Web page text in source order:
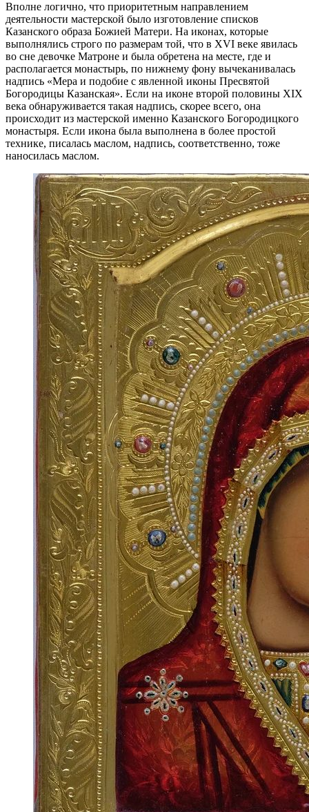
Вполне логично, что приоритетным направлением
деятельности мастерской было изготовление списков
Казанского образа Божией Матери. На иконах, которые
выполнялись строго по размерам той, что в XVI веке явилась
во сне девочке Матроне и была обретена на месте, где и
располагается монастырь, по нижнему фону вычеканивалась
надпись «Мера и подобие с явленной иконы Пресвятой
Богородицы Казанская». Если на иконе второй половины XIX
века обнаруживается такая надпись, скорее всего, она
происходит из мастерской именно Казанского Богородицкого
монастыря. Если икона была выполнена в более простой
технике, писалась маслом, надпись, соответственно, тоже
наносилась маслом.